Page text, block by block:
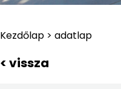
Kezdőlap > adatlap
< vissza